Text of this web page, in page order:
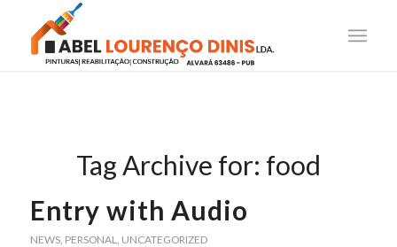
Tag Archive for: food
Entry with Audio
NEWS, PERSONAL, UNCATEGORIZED